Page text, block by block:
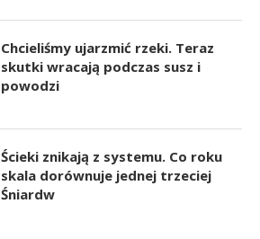
Chcieliśmy ujarzmić rzeki. Teraz
skutki wracają podczas susz i
powodzi
Ścieki znikają z systemu. Co roku
skala dorównuje jednej trzeciej
Śniardw